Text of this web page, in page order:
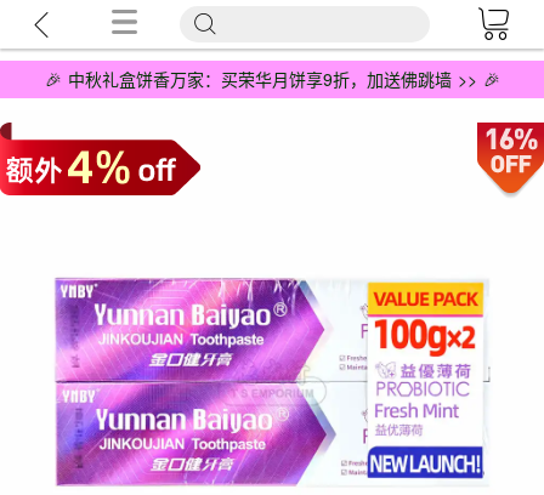
🎉 中秋礼盒饼香万家：买荣华月饼享9折，加送佛跳墙 >> 🎉